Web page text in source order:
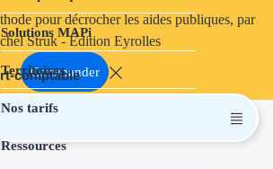
pour décrocher les aides publiques, par
Struk - Édition Eyrolles
Commander
comptable
Solutions MAPi
Territoires
Nos tarifs
Ressources
Projets finançables
Aides à
Aides